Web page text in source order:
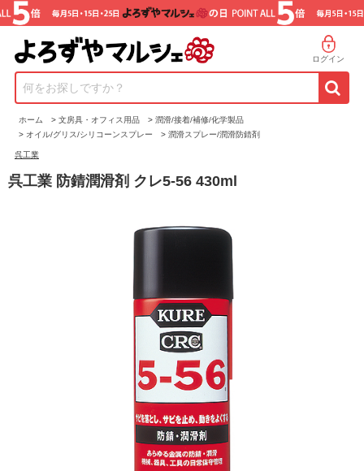
ログイン
何をお探しですか？
ホーム > 文房具・オフィス用品 > 潤滑/接着/補修/化学製品
> オイル/グリス/シリコーンスプレー > 潤滑スプレー/潤滑防錆剤
呉工業
呉工業 防錆潤滑剤 クレ5-56 430ml